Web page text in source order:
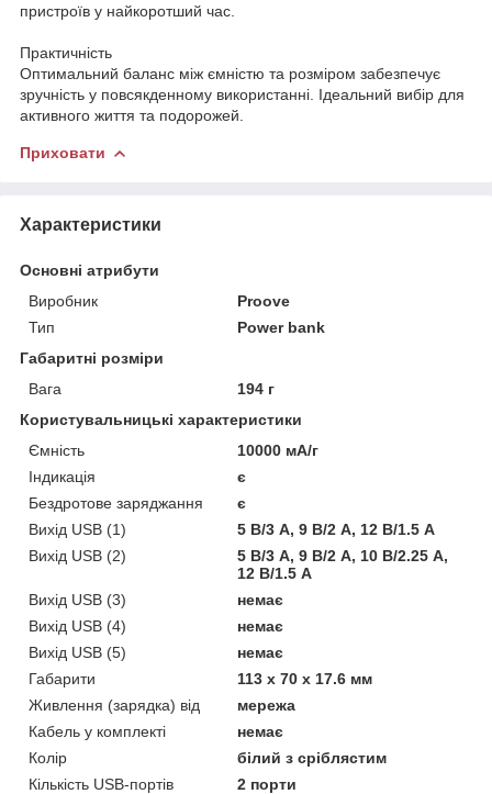
пристроїв у найкоротший час.
Практичність
Оптимальний баланс між ємністю та розміром забезпечує
зручність у повсякденному використанні. Ідеальний вибір для
активного життя та подорожей.
Приховати
Характеристики
Основні атрибути
Виробник
Proove
Тип
Power bank
Габаритні розміри
Вага
194 г
Користувальницькі характеристики
Ємність
10000 мА/г
Індикація
є
Бездротове заряджання
є
Вихід USB (1)
5 В/3 A, 9 В/2 A, 12 В/1.5 A
Вихід USB (2)
5 В/3 A, 9 В/2 A, 10 В/2.25 A,
12 В/1.5 А
Вихід USB (3)
немає
Вихід USB (4)
немає
Вихід USB (5)
немає
Габарити
113 x 70 x 17.6 мм
Живлення (зарядка) від
мережа
Кабель у комплекті
немає
Колір
білий з сріблястим
Кількість USB-портів
2 порти